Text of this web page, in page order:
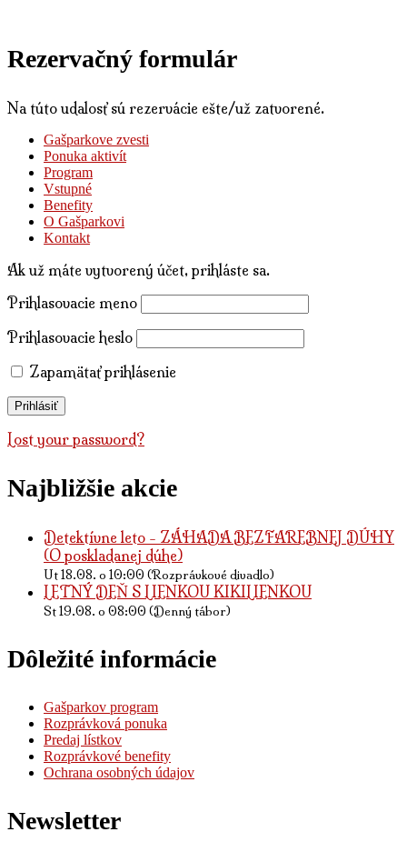
Rezervačný formulár
Na túto udalosť sú rezervácie ešte/už zatvorené.
Gašparkove zvesti
Ponuka aktivít
Program
Vstupné
Benefity
O Gašparkovi
Kontakt
Ak už máte vytvorený účet, prihláste sa.
Prihlasovacie meno
Prihlasovacie heslo
Zapamätať prihlásenie
Lost your password?
Najbližšie akcie
Detektívne leto - ZÁHADA BEZFAREBNEJ DÚHY
(O poskladanej dúhe)
Ut 18.08. o 10:00 (Rozprávkové divadlo)
LETNÝ DEŇ S LIENKOU KIKILIENKOU
St 19.08. o 08:00 (Denný tábor)
Dôležité informácie
Gašparkov program
Rozprávková ponuka
Predaj lístkov
Rozprávkové benefity
Ochrana osobných údajov
Newsletter